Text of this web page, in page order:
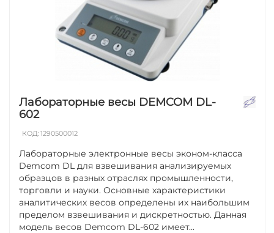
Лабораторные весы DEMCOM DL-
602
КОД:1290500012
Лабораторные электронные весы эконом-класса
Demcom DL для взвешивания анализируемых
образцов в разных отраслях промышленности,
торговли и науки. Основные характеристики
аналитических весов определены их наибольшим
пределом взвешивания и дискретностью. Данная
модель весов Demcom DL-602 имеет...